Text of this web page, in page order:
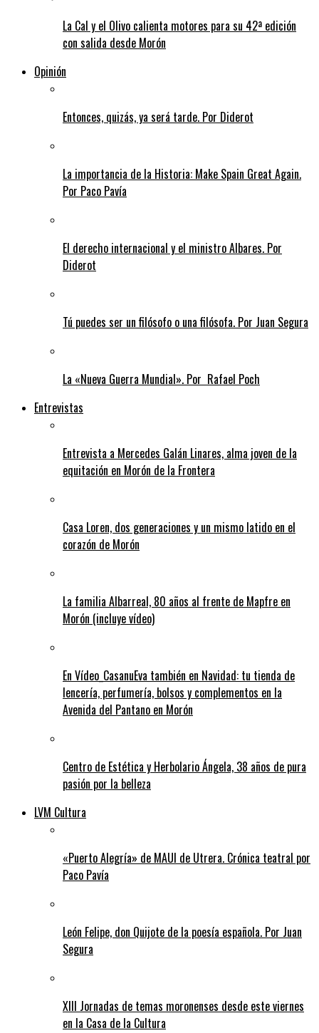
La Cal y el Olivo calienta motores para su 42ª edición
con salida desde Morón
Opinión
Entonces, quizás, ya será tarde. Por Diderot
La importancia de la Historia: Make Spain Great Again.
Por Paco Pavía
El derecho internacional y el ministro Albares. Por
Diderot
Tú puedes ser un filósofo o una filósofa. Por Juan Segura
La «Nueva Guerra Mundial». Por Rafael Poch
Entrevistas
Entrevista a Mercedes Galán Linares, alma joven de la
equitación en Morón de la Frontera
Casa Loren, dos generaciones y un mismo latido en el
corazón de Morón
La familia Albarreal, 80 años al frente de Mapfre en
Morón (incluye vídeo)
En Vídeo_CasanuEva también en Navidad: tu tienda de
lencería, perfumería, bolsos y complementos en la
Avenida del Pantano en Morón
Centro de Estética y Herbolario Ángela, 38 años de pura
pasión por la belleza
LVM Cultura
«Puerto Alegría» de MAUI de Utrera. Crónica teatral por
Paco Pavía
León Felipe, don Quijote de la poesía española. Por Juan
Segura
XIII Jornadas de temas moronenses desde este viernes
en la Casa de la Cultura